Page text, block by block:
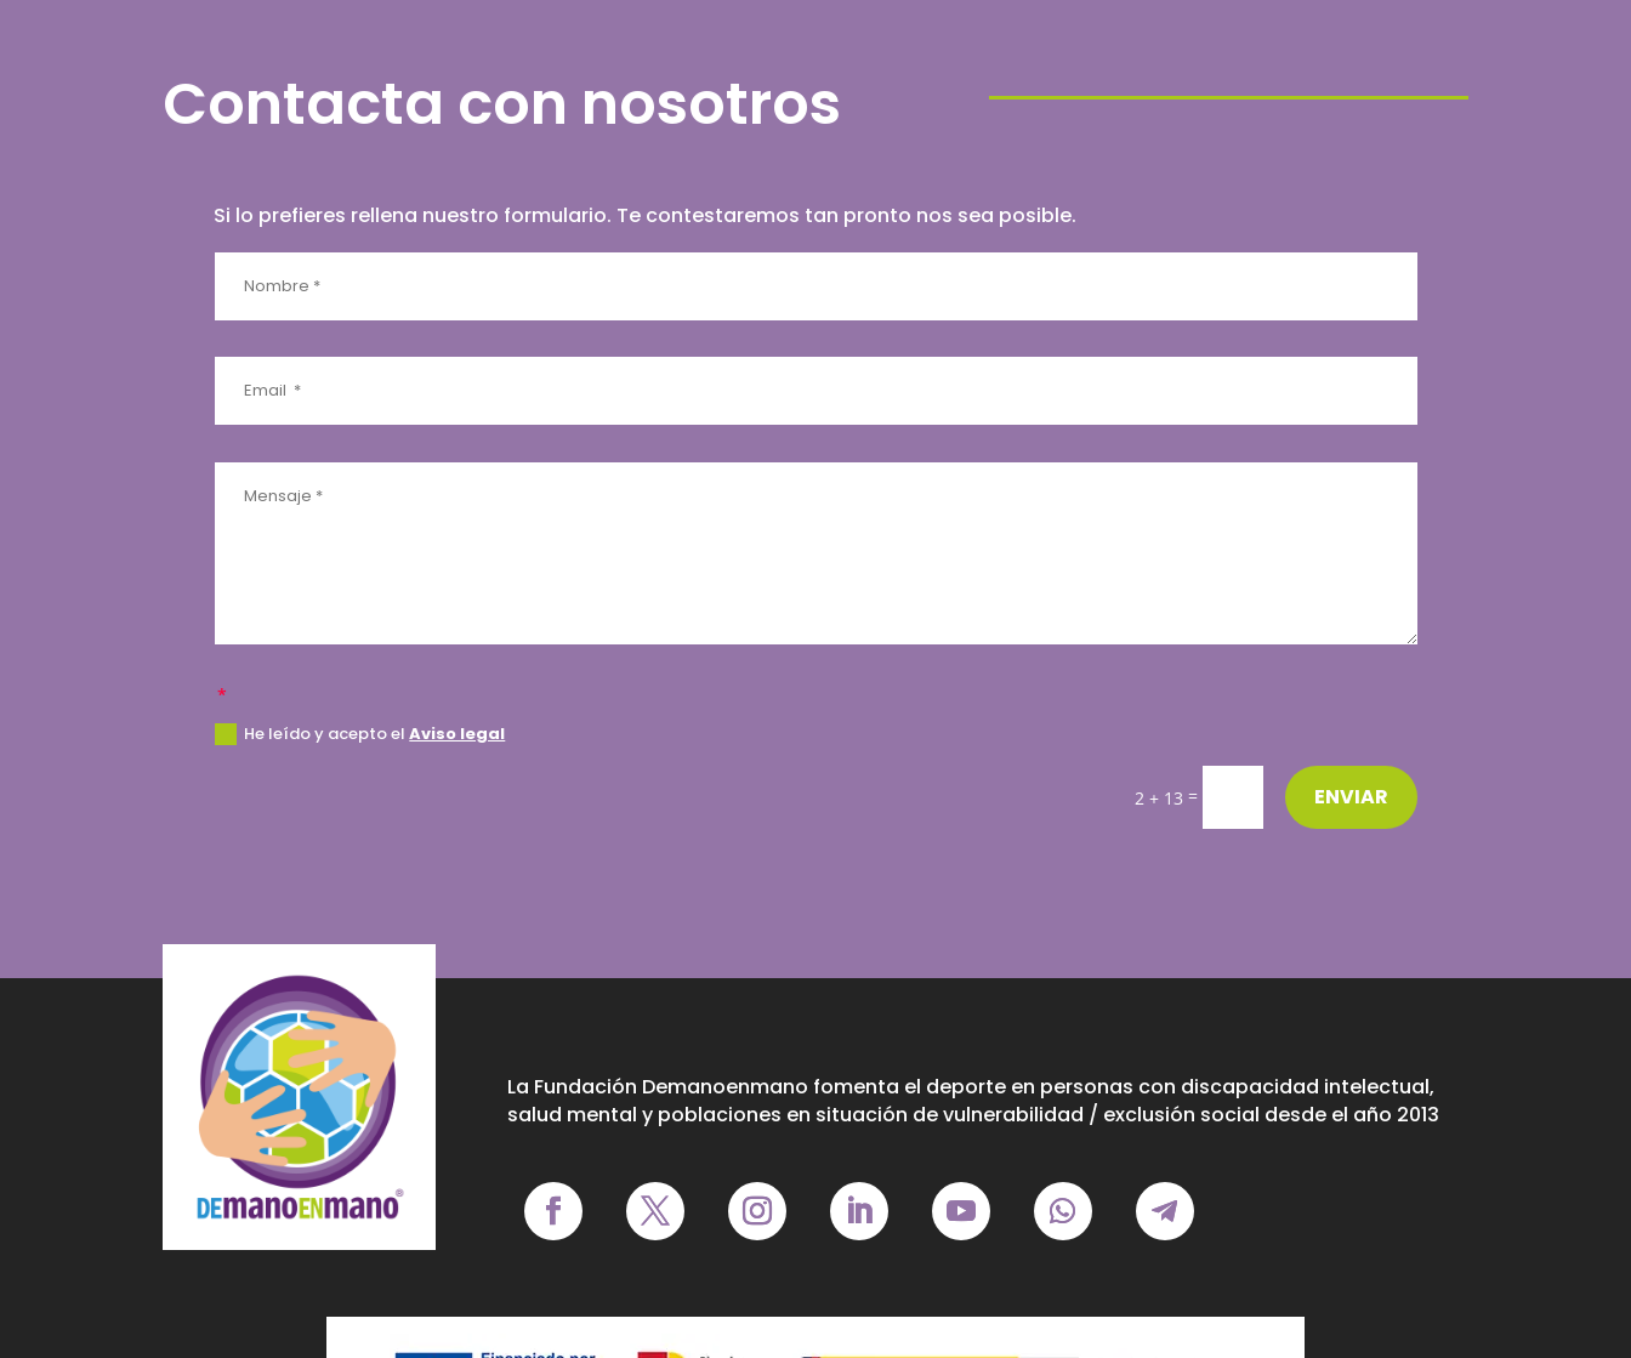
Contacta con nosotros
Si lo prefieres rellena nuestro formulario. Te contestaremos tan pronto nos sea posible.
He leído y acepto elAviso legal
2 + 13 = ENVIAR
La Fundación Demanoenmano fomenta el deporte en personas con discapacidad intelectual,
salud mental y poblaciones en situación de vulnerabilidad / exclusión social desde el año 2013